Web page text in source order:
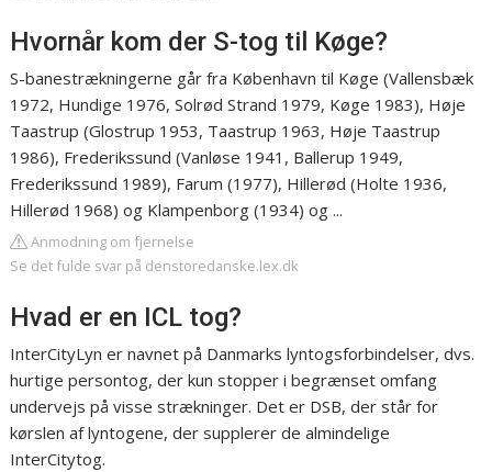
Hvornår kom der S-tog til Køge?
S-banestrækningerne går fra København til Køge (Vallensbæk
1972, Hundige 1976, Solrød Strand 1979, Køge 1983), Høje
Taastrup (Glostrup 1953, Taastrup 1963, Høje Taastrup
1986), Frederikssund (Vanløse 1941, Ballerup 1949,
Frederikssund 1989), Farum (1977), Hillerød (Holte 1936,
Hillerød 1968) og Klampenborg (1934) og ...
Anmodning om fjernelse
Se det fulde svar på denstoredanske.lex.dk
Hvad er en ICL tog?
InterCityLyn er navnet på Danmarks lyntogsforbindelser, dvs.
hurtige persontog, der kun stopper i begrænset omfang
undervejs på visse strækninger. Det er DSB, der står for
kørslen af lyntogene, der supplerer de almindelige
InterCitytog.